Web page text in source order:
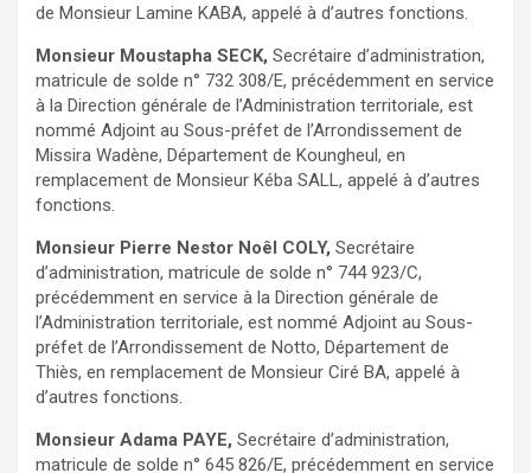
de Monsieur Lamine KABA, appelé à d’autres fonctions.
Monsieur Moustapha SECK, Secrétaire d’administration,
matricule de solde n° 732 308/E, précédemment en service
à la Direction générale de l’Administration territoriale, est
nommé Adjoint au Sous-préfet de l’Arrondissement de
Missira Wadène, Département de Koungheul, en
remplacement de Monsieur Kéba SALL, appelé à d’autres
fonctions.
Monsieur Pierre Nestor Noêl COLY, Secrétaire
d’administration, matricule de solde n° 744 923/C,
précédemment en service à la Direction générale de
l’Administration territoriale, est nommé Adjoint au Sous-
préfet de l’Arrondissement de Notto, Département de
Thiès, en remplacement de Monsieur Ciré BA, appelé à
d’autres fonctions.
Monsieur Adama PAYE, Secrétaire d’administration,
matricule de solde n° 645 826/E, précédemment en service